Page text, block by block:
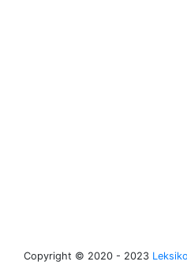
Copyright © 2020 - 2023